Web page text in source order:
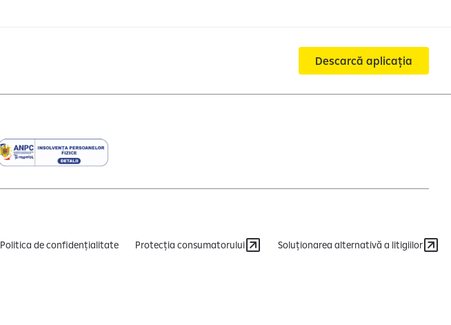
Descarcă aplicația
Politica de confidențialitate Protecția consumatorului Soluționarea alternativă a litigiilor